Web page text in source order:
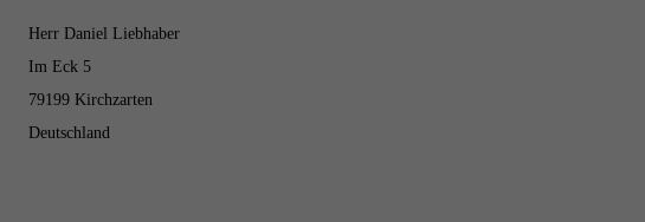
Herr Daniel Liebhaber
Im Eck 5
79199 Kirchzarten
Deutschland